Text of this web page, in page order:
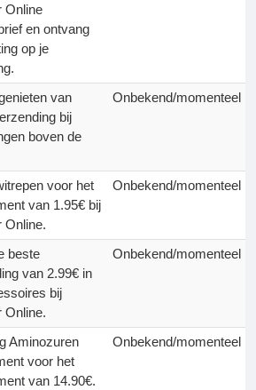
Online
en ontvang
op je
van
bij
boven de
Onbekend/momenteel
voor het
van 1.95€ bij
Online.
Onbekend/momenteel
beste
van 2.99€ in
bij
Online.
Onbekend/momenteel
Aminozuren
voor het
van 14.90€.
Onbekend/momenteel